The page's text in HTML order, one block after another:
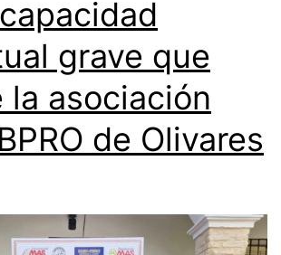
grave que
la asociación
de Olivares